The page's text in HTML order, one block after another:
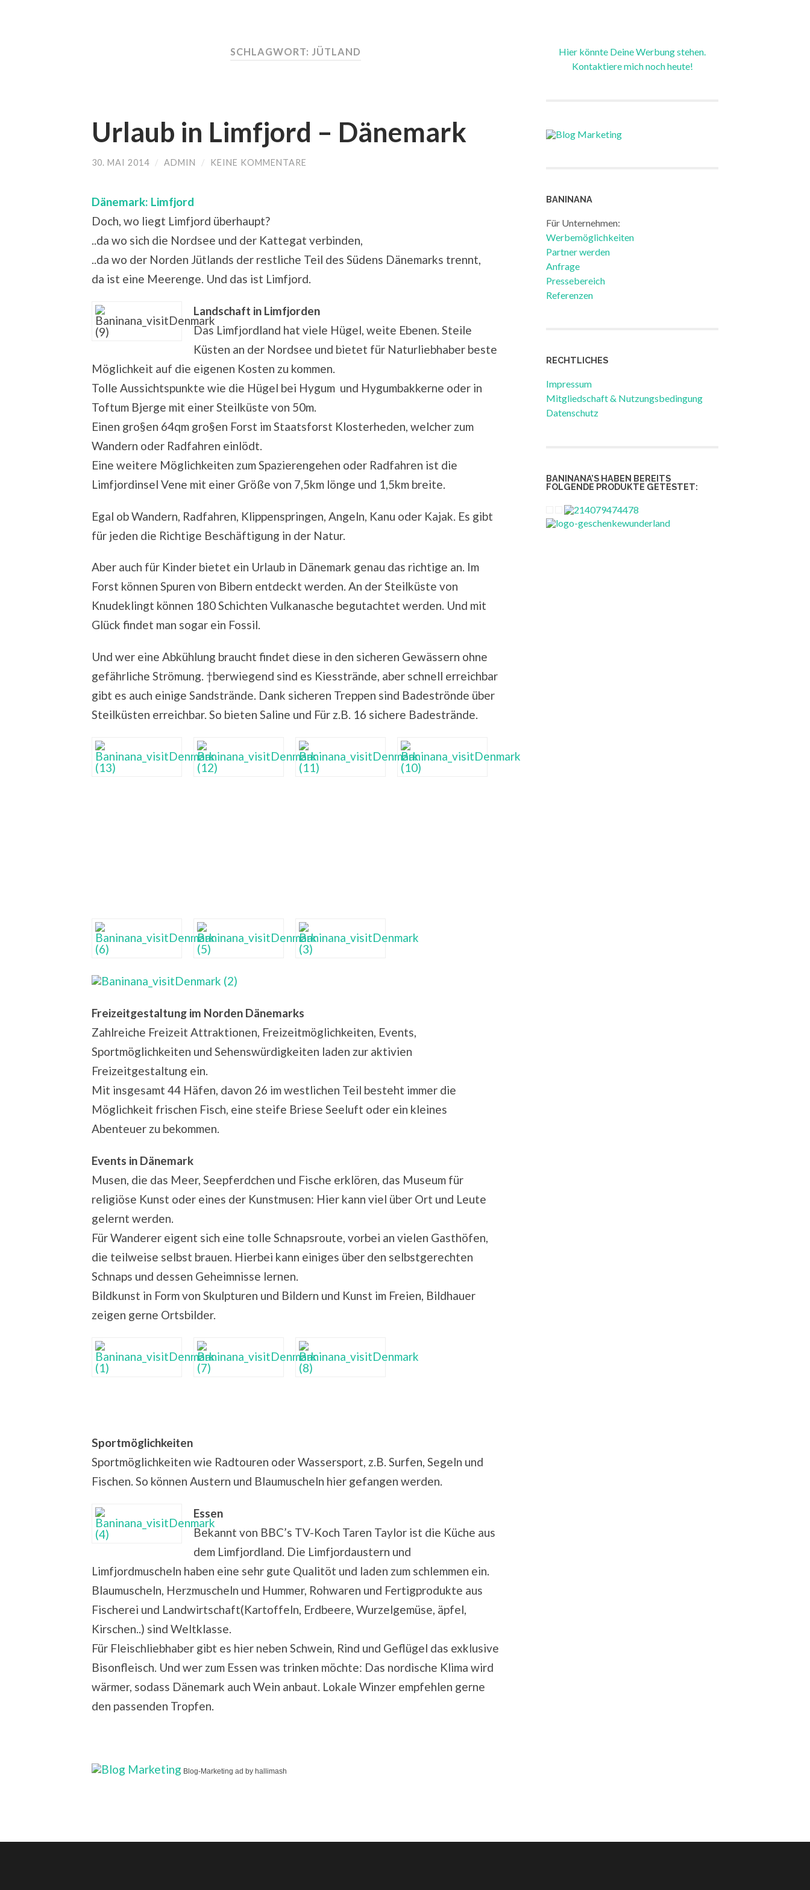
SCHLAGWORT: JÜTLAND
Urlaub in Limfjord – Dänemark
30. MAI 2014 / ADMIN / KEINE KOMMENTARE
Dänemark: Limfjord
Doch, wo liegt Limfjord überhaupt?
..da wo sich die Nordsee und der Kattegat verbinden,
..da wo der Norden Jütlands der restliche Teil des Südens Dänemarks trennt,
da ist eine Meerenge. Und das ist Limfjord.
Landschaft in Limfjorden
Das Limfjordland hat viele Hügel, weite Ebenen. Steile
Küsten an der Nordsee und bietet für Naturliebhaber beste
Möglichkeit auf die eigenen Kosten zu kommen.
Tolle Aussichtspunkte wie die Hügel bei Hygum und Hygumbakkerne oder in
Toftum Bjerge mit einer Steilküste von 50m.
Einen gro§en 64qm gro§en Forst im Staatsforst Klosterheden, welcher zum
Wandern oder Radfahren einlödt.
Eine weitere Möglichkeiten zum Spazierengehen oder Radfahren ist die
Limfjordinsel Vene mit einer Größe von 7,5km lönge und 1,5km breite.
Egal ob Wandern, Radfahren, Klippenspringen, Angeln, Kanu oder Kajak. Es gibt
für jeden die Richtige Beschäftigung in der Natur.
Aber auch für Kinder bietet ein Urlaub in Dänemark genau das richtige an. Im
Forst können Spuren von Bibern entdeckt werden. An der Steilküste von
Knudeklingt können 180 Schichten Vulkanasche begutachtet werden. Und mit
Glück findet man sogar ein Fossil.
Und wer eine Abkühlung braucht findet diese in den sicheren Gewässern ohne
gefährliche Strömung. †berwiegend sind es Kiesstrände, aber schnell erreichbar
gibt es auch einige Sandstrände. Dank sicheren Treppen sind Badeströnde über
Steilküsten erreichbar. So bieten Saline und Für z.B. 16 sichere Badestrände.
Freizeitgestaltung im Norden Dänemarks
Zahlreiche Freizeit Attraktionen, Freizeitmöglichkeiten, Events,
Sportmöglichkeiten und Sehenswürdigkeiten laden zur aktivien
Freizeitgestaltung ein.
Mit insgesamt 44 Häfen, davon 26 im westlichen Teil besteht immer die
Möglichkeit frischen Fisch, eine steife Briese Seeluft oder ein kleines
Abenteuer zu bekommen.
Events in Dänemark
Musen, die das Meer, Seepferdchen und Fische erklören, das Museum für
religiöse Kunst oder eines der Kunstmusen: Hier kann viel über Ort und Leute
gelernt werden.
Für Wanderer eigent sich eine tolle Schnapsroute, vorbei an vielen Gasthöfen,
die teilweise selbst brauen. Hierbei kann einiges über den selbstgerechten
Schnaps und dessen Geheimnisse lernen.
Bildkunst in Form von Skulpturen und Bildern und Kunst im Freien, Bildhauer
zeigen gerne Ortsbilder.
Sportmöglichkeiten
Sportmöglichkeiten wie Radtouren oder Wassersport, z.B. Surfen, Segeln und
Fischen. So können Austern und Blaumuscheln hier gefangen werden.
Essen
Bekannt von BBC’s TV-Koch Taren Taylor ist die Küche aus
dem Limfjordland. Die Limfjordaustern und
Limfjordmuscheln haben eine sehr gute Qualitöt und laden zum schlemmen ein.
Blaumuscheln, Herzmuscheln und Hummer, Rohwaren und Fertigprodukte aus
Fischerei und Landwirtschaft(Kartoffeln, Erdbeere, Wurzelgemüse, äpfel,
Kirschen..) sind Weltklasse.
Für Fleischliebhaber gibt es hier neben Schwein, Rind und Geflügel das exklusive
Bisonfleisch. Und wer zum Essen was trinken möchte: Das nordische Klima wird
wärmer, sodass Dänemark auch Wein anbaut. Lokale Winzer empfehlen gerne
den passenden Tropfen.
Blog-Marketing ad by hallimash
Hier könnte Deine Werbung stehen.
Kontaktiere mich noch heute!
BANINANA
Für Unternehmen:
Werbemöglichkeiten
Partner werden
Anfrage
Pressebereich
Referenzen
RECHTLICHES
Impressum
Mitgliedschaft & Nutzungsbedingung
Datenschutz
BANINANA’S HABEN BEREITS
FOLGENDE PRODUKTE GETESTET: